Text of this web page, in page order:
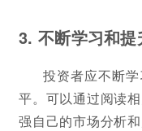
3. 不断学习和提
投资者应不断
平。可以通过阅读
强自己的市场分析